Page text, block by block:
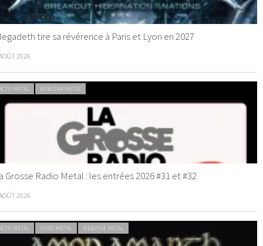
tire sa révérence à Paris et Lyon en 2027
2026
METAL WEBZINE METAL
Grosse Radio Metal : les entrées 2026 #31 et #32
2026
METAL VIDEO METAL WEBZINE METAL